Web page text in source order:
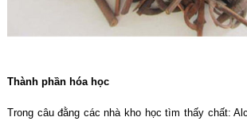
Thành phần hóa học
Trong câu đằng các nhà kho học tìm thấy chất: